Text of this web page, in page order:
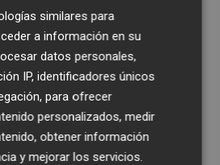
hemos trabajado como
en Sierra Engarcerán (Castellón)
de IA para burlar la
y empresas
similares para
a información en su
datos personales,
IP, identificadores únicos
para ofrecer
personalizados, medir
obtener información
y mejorar los servicios.